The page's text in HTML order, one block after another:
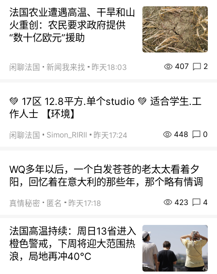
法国农业遭遇高温、干旱和山
火重创：农民要求政府提供
“数十亿欧元”援助
闲聊法国 新闻我来找 昨天18:03 407 2
💚 17区 12.8平方.单个studio 💚 适合学生.工
作人士 【环境】
闲聊法国 Simon_RIRIl 昨天17:24 448 0
WQ多年以后，一个白发苍苍的老太太看着夕
阳，回忆着在意大利的那些年，那个略有情调
真情秘密 匿名 昨天17:18 423 4
法国高温持续：周日13省进入
橙色警戒，下周将迎大范围热
浪，局地再冲40℃